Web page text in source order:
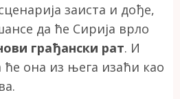
заиста и дође,
да ће Сирија врло
грађански рат. И
ће она из њега изаћи као